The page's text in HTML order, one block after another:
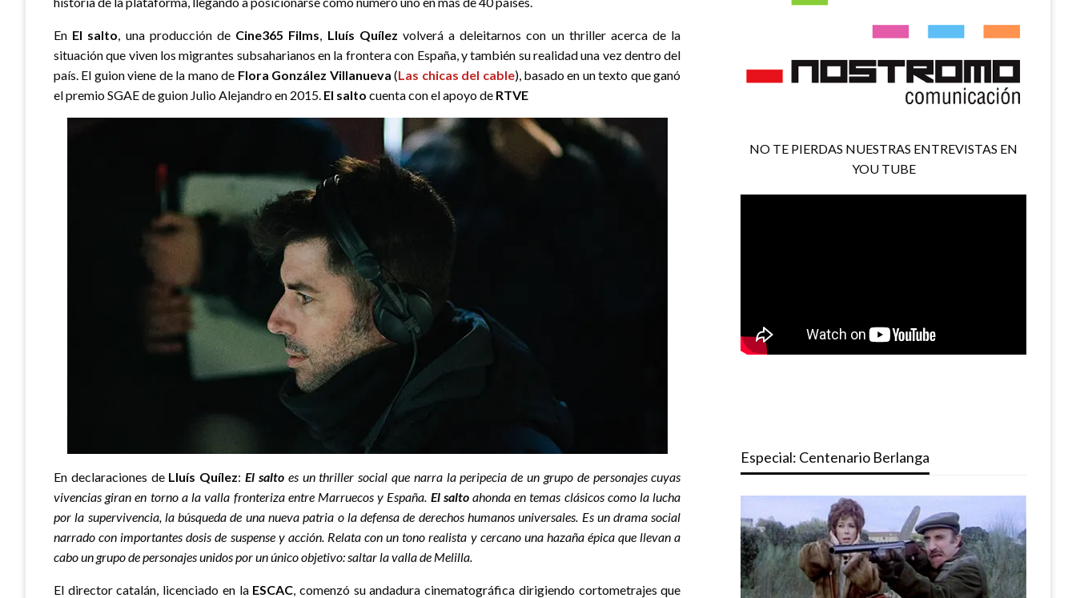
En El salto, una producción de Cine365 Films, Lluís Quílez volverá a deleitarnos con un thriller acerca de la
situación que viven los migrantes subsaharianos en la frontera con España, y también su realidad una vez dentro del
país. El guion viene de la mano de Flora González Villanueva(Las chicas del cable), basado en un texto que ganó
el premio SGAE de guion Julio Alejandro en 2015. El salto cuenta con el apoyo de RTVE
En declaraciones de Lluís Quílez:El saltoes un thriller social que narra la peripecia de un grupo de personajes cuyas
vivencias giran en torno a la valla fronteriza entre Marruecos y España. El saltoahonda en temas clásicos como la lucha
por la supervivencia, la búsqueda de una nueva patria o la defensa de derechos humanos universales. Es un drama social
narrado con importantes dosis de suspense y acción. Relata con un tono realista y cercano una hazaña épica que llevan a
cabo un grupo de personajes unidos por un único objetivo: saltar la valla de Melilla.
El director catalán, licenciado en la ESCAC, comenzó su andadura cinematográfica dirigiendo cortometrajes que
NO TE PIERDAS NUESTRAS ENTREVISTAS EN
YOU TUBE
Especial: Centenario Berlanga